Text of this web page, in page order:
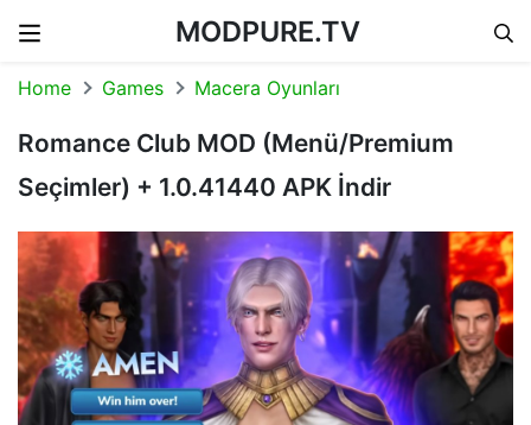
MODPURE.TV
Home Games Macera Oyunları
Romance Club MOD (Menü/Premium
Seçimler) + 1.0.41440 APK İndir